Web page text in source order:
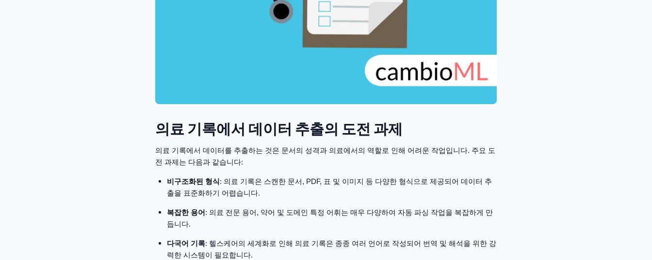
의료 기록에서 데이터 추출의 도전 과제
의료 기록에서 데이터를 추출하는 것은 문서의 성격과 의료에서의 역할로 인해 어려운 작업입니다. 주요 도
전 과제는 다음과 같습니다:
비구조화된 형식: 의료 기록은 스캔한 문서, PDF, 표 및 이미지 등 다양한 형식으로 제공되어 데이터 추
출을 표준화하기 어렵습니다.
복잡한 용어: 의료 전문 용어, 약어 및 도메인 특정 어휘는 매우 다양하여 자동 파싱 작업을 복잡하게 만
듭니다.
다국어 기록: 헬스케어의 세계화로 인해 의료 기록은 종종 여러 언어로 작성되어 번역 및 해석을 위한 강
력한 시스템이 필요합니다.